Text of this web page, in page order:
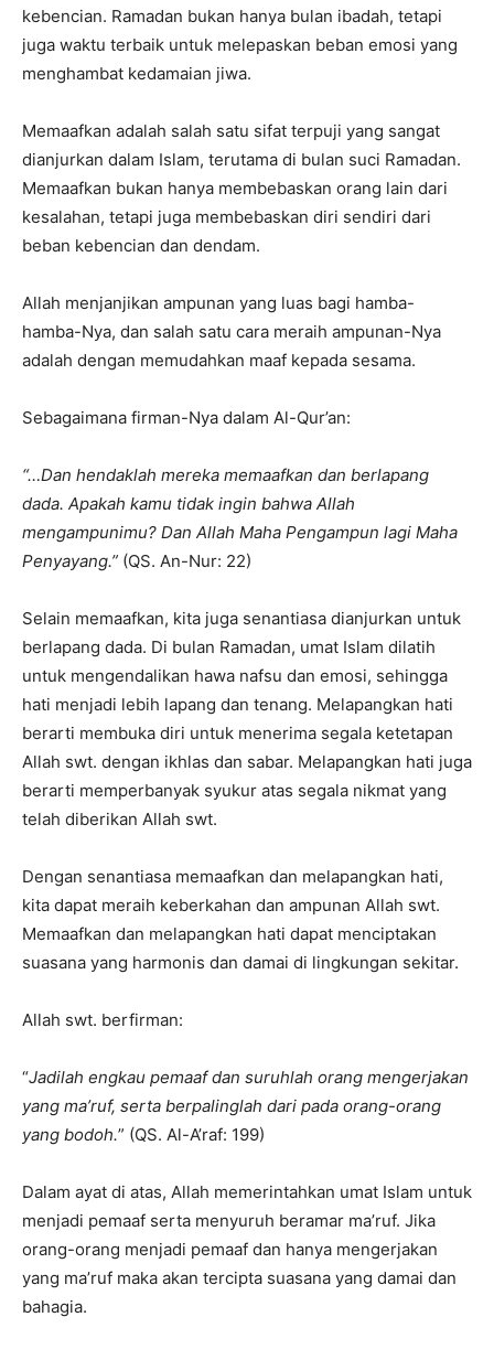
kebencian. Ramadan bukan hanya bulan ibadah, tetapi
juga waktu terbaik untuk melepaskan beban emosi yang
menghambat kedamaian jiwa.
Memaafkan adalah salah satu sifat terpuji yang sangat
dianjurkan dalam Islam, terutama di bulan suci Ramadan.
Memaafkan bukan hanya membebaskan orang lain dari
kesalahan, tetapi juga membebaskan diri sendiri dari
beban kebencian dan dendam.
Allah menjanjikan ampunan yang luas bagi hamba-
hamba-Nya, dan salah satu cara meraih ampunan-Nya
adalah dengan memudahkan maaf kepada sesama.
Sebagaimana firman-Nya dalam Al-Qur’an:
“…Dan hendaklah mereka memaafkan dan berlapang
dada. Apakah kamu tidak ingin bahwa Allah
mengampunimu? Dan Allah Maha Pengampun lagi Maha
Penyayang.” (QS. An-Nur: 22)
Selain memaafkan, kita juga senantiasa dianjurkan untuk
berlapang dada. Di bulan Ramadan, umat Islam dilatih
untuk mengendalikan hawa nafsu dan emosi, sehingga
hati menjadi lebih lapang dan tenang. Melapangkan hati
berarti membuka diri untuk menerima segala ketetapan
Allah swt. dengan ikhlas dan sabar. Melapangkan hati juga
berarti memperbanyak syukur atas segala nikmat yang
telah diberikan Allah swt.
Dengan senantiasa memaafkan dan melapangkan hati,
kita dapat meraih keberkahan dan ampunan Allah swt.
Memaafkan dan melapangkan hati dapat menciptakan
suasana yang harmonis dan damai di lingkungan sekitar.
Allah swt. berfirman:
“Jadilah engkau pemaaf dan suruhlah orang mengerjakan
yang ma’ruf, serta berpalinglah dari pada orang-orang
yang bodoh.” (QS. Al-A’raf: 199)
Dalam ayat di atas, Allah memerintahkan umat Islam untuk
menjadi pemaaf serta menyuruh beramar ma’ruf. Jika
orang-orang menjadi pemaaf dan hanya mengerjakan
yang ma’ruf maka akan tercipta suasana yang damai dan
bahagia.